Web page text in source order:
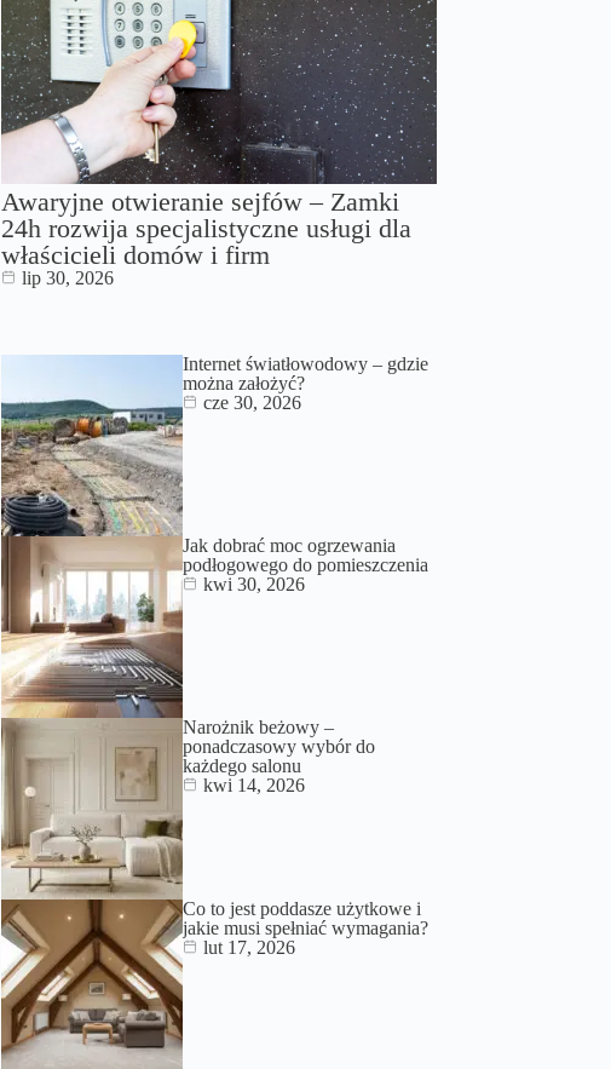
Awaryjne otwieranie sejfów – Zamki
24h rozwija specjalistyczne usługi dla
właścicieli domów i firm
lip 30, 2026
Internet światłowodowy – gdzie
można założyć?
cze 30, 2026
Jak dobrać moc ogrzewania
podłogowego do pomieszczenia
kwi 30, 2026
Narożnik beżowy –
ponadczasowy wybór do
każdego salonu
kwi 14, 2026
Co to jest poddasze użytkowe i
jakie musi spełniać wymagania?
lut 17, 2026